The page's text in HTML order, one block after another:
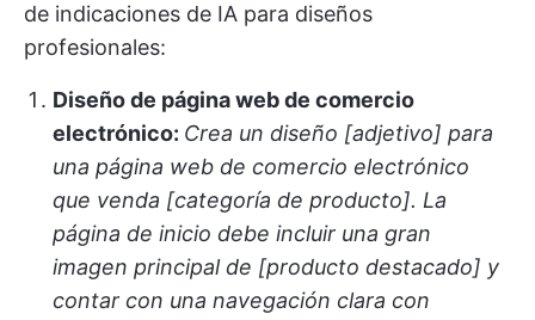
de indicaciones de IA para diseños
profesionales:
Diseño de página web de comercio
electrónico: Crea un diseño [adjetivo] para
una página web de comercio electrónico
que venda [categoría de producto]. La
página de inicio debe incluir una gran
imagen principal de [producto destacado] y
contar con una navegación clara con